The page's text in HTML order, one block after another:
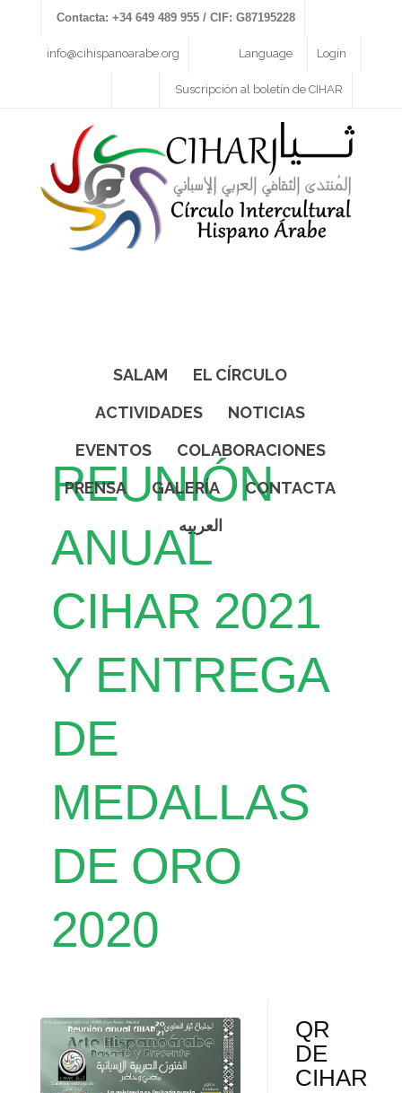
Contacta: +34 649 489 955 / CIF: G87195228
info@cihispanoarabe.org Login
Language
Suscripción al boletín de CIHAR
SALAM
EL CÍRCULO
ACTIVIDADES
NOTICIAS
EVENTOS
COLABORACIONES
PRENSA
GALERÍA
CONTACTA
العربيه
REUNIÓN
ANUAL
CIHAR 2021
Y ENTREGA
DE
MEDALLAS
DE ORO
2020
QR
DE
CIHAR